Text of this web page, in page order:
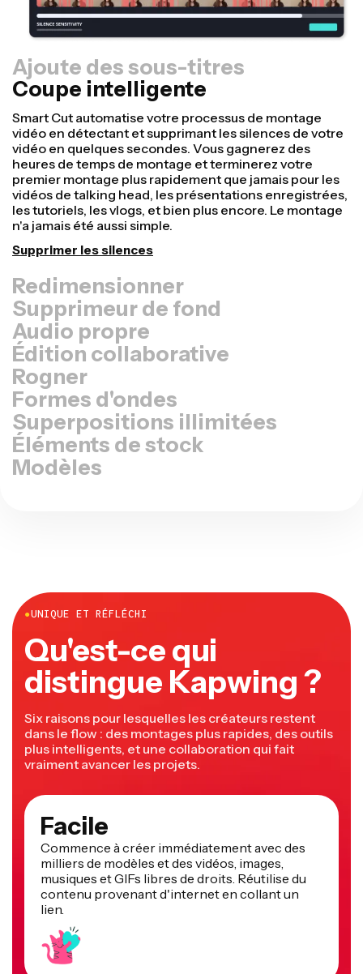
Ajoute des sous-titres
Coupe intelligente
Redimensionner
Supprimeur de fond
Audio propre
Édition collaborative
Rogner
Formes d'ondes
Superpositions illimitées
Éléments de stock
Modèles
●UNIQUE ET RÉFLÉCHI
Qu'est-ce qui
distingue Kapwing ?
Six raisons pour lesquelles les créateurs restent
dans le flow : des montages plus rapides, des outils
plus intelligents, et une collaboration qui fait
vraiment avancer les projets.
Facile
Commence à créer immédiatement avec des
milliers de modèles et des vidéos, images,
musiques et GIFs libres de droits. Réutilise du
contenu provenant d'internet en collant un
lien.